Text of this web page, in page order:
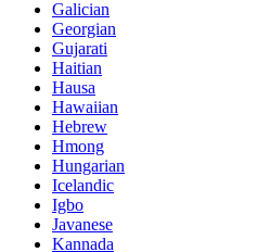
Galician
Georgian
Gujarati
Haitian
Hausa
Hawaiian
Hebrew
Hmong
Hungarian
Icelandic
Igbo
Javanese
Kannada